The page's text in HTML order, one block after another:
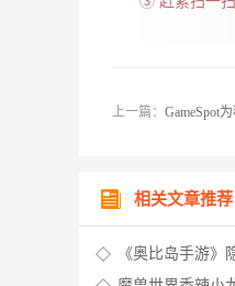
上一篇： GameSpot
相关文章推荐
《奥比岛手游》